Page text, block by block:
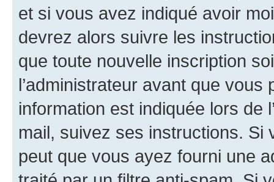
et si vous avez indiqué avoir
devrez alors suivre les
que toute nouvelle inscription
l’administrateur avant que
information est indiquée lors de
mail, suivez ses instructions. Si
peut que vous ayez fourni une